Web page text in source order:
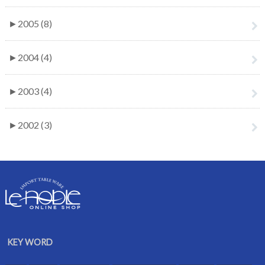
► 2005 (8)
► 2004 (4)
► 2003 (4)
► 2002 (3)
KEY WORD